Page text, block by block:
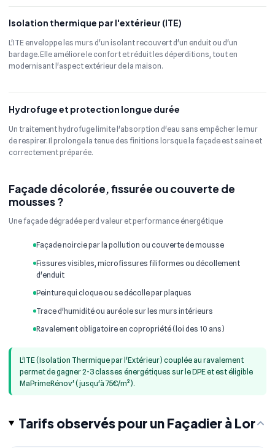
Isolation thermique par l'extérieur (ITE)
L'ITE enveloppe les murs d'un isolant recouvert d'un enduit ou d'un
bardage. Elle améliore le confort et réduit les déperditions, tout en
modernisant l'aspect extérieur de la maison.
Hydrofuge et protection longue durée
Un traitement hydrofuge limite l'absorption d'eau sans empêcher le mur
de respirer. Il prolonge la tenue des finitions lorsque la façade est saine et
correctement préparée.
Façade décolorée, fissurée ou couverte de
mousses ?
Une façade dégradée perd valeur et performance énergétique
Façade noircie par la pollution ou couverte de mousse
Fissures visibles, microfissures filiformes ou décollement
d'enduit
Peinture qui cloque ou se décolle par plaques
Trace d'humidité ou auréole sur les murs intérieurs
Ravalement obligatoire en copropriété (loi des 10 ans)
L'ITE (Isolation Thermique par l'Extérieur) couplée au ravalement
permet de gagner 2-3 classes énergétiques sur le DPE et est éligible
MaPrimeRénov' (jusqu'à 75€/m²).
Tarifs observés pour un Façadier à Lor